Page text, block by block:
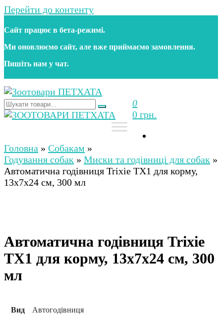
Перейти до контенту
Сайт працює в бета‑режимі.
Ми оновлюємо сайт, але вже приймаємо замовлення.
Пишіть нам у чат.
Зоотовари ПЕТХАТА
Зоомагазин для собак та котів | Корм, іграшки,
аксесуари та догляд за тваринами. Доставка по
0
0 грн.
Зоомагазин для собак та котів | Корм, іграшки,
аксесуари та догляд за тваринами. Доставка по
Україні
Головна » Собакам »
Годування собак » Миски та годівниці для собак »
Автоматична годівниця Trixie TX1 для корму,
13х7х24 см, 300 мл
Автоматична годівниця Trixie
TX1 для корму, 13х7х24 см, 300
мл
Вид Автогодівниця